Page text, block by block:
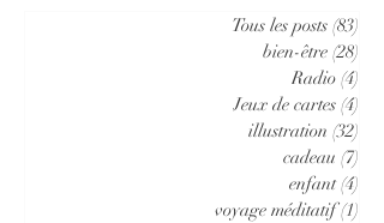
Tous les posts (83)
bien-être (28)
Radio (4)
Jeux de cartes (4)
illustration (32)
cadeau (7)
enfant (4)
voyage méditatif (1)